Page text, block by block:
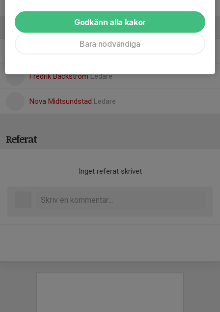
Ledare
Fredrik BäckströmLedare
Nova Midtsundstad Ledare
Referat
Inget referat skrivet
Godkänn alla kakor
Bara nödvändiga